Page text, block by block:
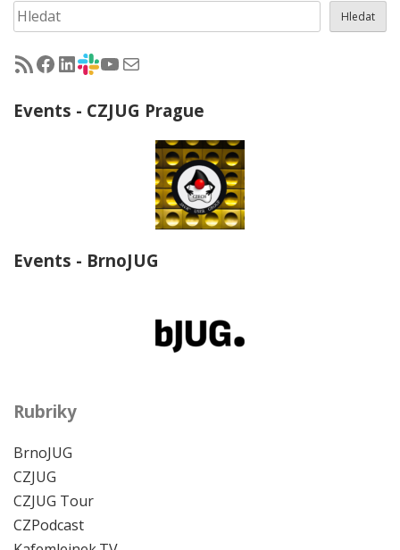
Hledat Hledat
RSS - články na jug.cz
Facebook skupina Czech Java User Group
LinkedIn skupina Czech Java User Group
CZJUG Slack fórum
CZJUG YouTube kanálCZJUG email
Events - CZJUG Prague
Events - BrnoJUG
Rubriky
BrnoJUG
CZJUG
CZJUG Tour
CZPodcast